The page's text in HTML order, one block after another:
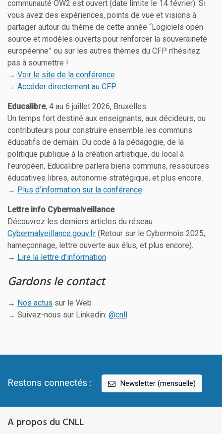
communauté OW2 est ouvert (date limite le 14 février). Si
vous avez des expériences, points de vue et visions à
partager autour du thème de cette année “Logiciels open
source et modèles ouverts pour renforcer la souveraineté
européenne” ou sur les autres thèmes du CFP n’hésitez
pas à soumettre !
→ Voir le site de la conférence
→ Accéder directement au CFP
Educalibre, 4 au 6 juillet 2026, Bruxelles
Un temps fort destiné aux enseignants, aux décideurs, ou
contributeurs pour construire ensemble les communs
éducatifs de demain. Du code à la pédagogie, de la
politique publique à la création artistique, du local à
l’européen, Educalibre parlera biens communs, ressources
éducatives libres, autonomie stratégique, et plus encore.
→ Plus d’information sur la conférence
Lettre info Cybermalveillance
Découvrez les derniers articles du réseau
Cybermalveillance.gouv.fr (Retour sur le Cybermois 2025,
hameçonnage, lettre ouverte aux élus, et plus encore).
→ Lire la lettre d’information
Gardons le contact
→ Nos actus sur le Web
→ Suivez-nous sur Linkedin: @cnll
Restons connectés : Newsletter (mensuelle)
A propos du CNLL